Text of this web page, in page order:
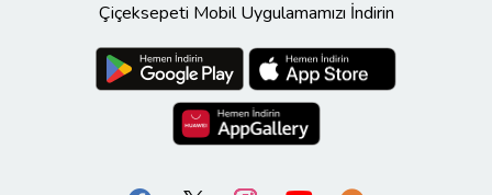
Çiçeksepeti Mobil Uygulamamızı İndirin